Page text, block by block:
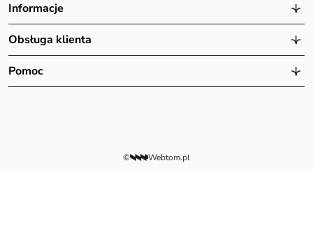
Informacje
Obsługa klienta
Pomoc
© Webtom.pl